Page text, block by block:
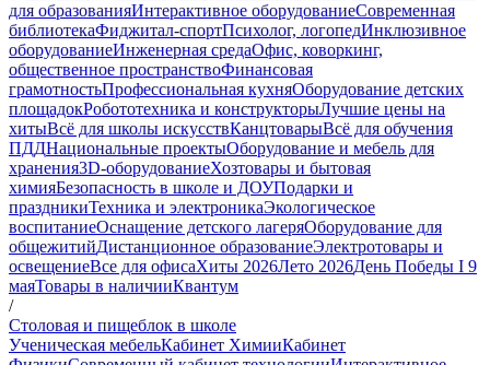
для образованияИнтерактивное оборудованиеСовременная
библиотекаФиджитал-спортПсихолог, логопедИнклюзивное
оборудованиеИнженерная средаОфис, коворкинг,
общественное пространствоФинансовая
грамотностьПрофессиональная кухняОборудование детских
площадокРобототехника и конструкторыЛучшие цены на
хитыВсё для школы искусствКанцтоварыВсё для обучения
ПДДНациональные проектыОборудование и мебель для
хранения3D-оборудованиеХозтовары и бытовая
химияБезопасность в школе и ДОУПодарки и
праздникиТехника и электроникаЭкологическое
воспитаниеОснащение детского лагеряОборудование для
общежитийДистанционное образованиеЭлектротовары и
освещениеВсе для офисаХиты 2026Лето 2026День Победы I 9
маяТовары в наличииКвантум
/
Столовая и пищеблок в школе
Ученическая мебельКабинет ХимииКабинет